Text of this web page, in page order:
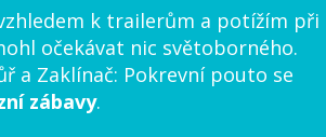
k trailerům a potížím při
očekávat nic světoborného.
a Zaklínač: Pokrevní pouto se
zábavy.